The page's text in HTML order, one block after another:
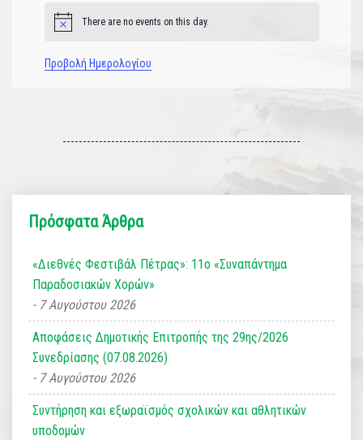
Notice There are no events on this day.
Προβολή Ημερολογίου
Πρόσφατα Άρθρα
«Διεθνές Φεστιβάλ Πέτρας»: 11ο «Συναπάντημα
Παραδοσιακών Χορών»
7 Αυγούστου 2026
Αποφάσεις Δημοτικής Επιτροπής της 29ης/2026
Συνεδρίασης (07.08.2026)
7 Αυγούστου 2026
Συντήρηση και εξωραϊσμός σχολικών και αθλητικών
υποδομών